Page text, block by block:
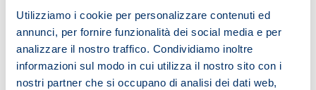
Utilizziamo i cookie per personalizzare contenuti ed
annunci, per fornire funzionalità dei social media e per
analizzare il nostro traffico. Condividiamo inoltre
informazioni sul modo in cui utilizza il nostro sito con i
nostri partner che si occupano di analisi dei dati web,